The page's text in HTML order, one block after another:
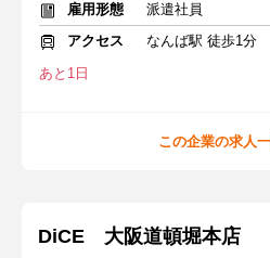
雇用形態
派遣社員
アクセス
なんば駅 徒歩1分
あと1日
この企業の求人
DiCE 大阪道頓堀本店